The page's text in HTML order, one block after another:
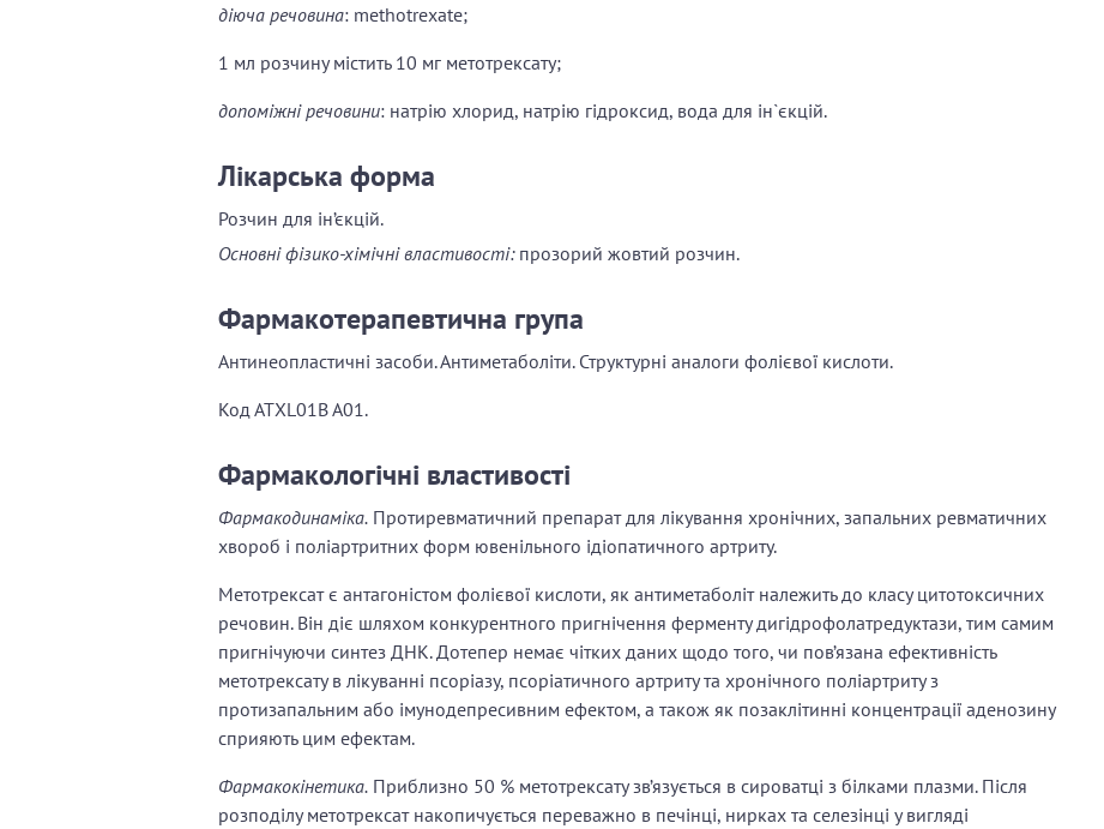
діюча речовина: methotrexate;
1 мл розчину містить 10 мг метотрексату;
допоміжні речовини: натрію хлорид, натрію гідроксид, вода для ін`єкцій.
Лікарська форма
Розчин для ін’єкцій.
Основні фізико-хімічні властивості:прозорий жовтий розчин.
Фармакотерапевтична група
Антинеопластичні засоби. Антиметаболіти. Структурні аналоги фолієвої кислоти.
Код АТХL01B A01.
Фармакологічні властивості
Фармакодинаміка. Протиревматичний препарат для лікування хронічних, запальних ревматичних
хвороб і поліартритних форм ювенільного ідіопатичного артриту.
Метотрексат є антагоністом фолієвої кислоти, як антиметаболіт належить до класу цитотоксичних
речовин. Він діє шляхом конкурентного пригнічення ферменту дигідрофолатредуктази, тим самим
пригнічуючи синтез ДНК. Дотепер немає чітких даних щодо того, чи пов’язана ефективність
метотрексату в лікуванні псоріазу, псоріатичного артриту та хронічного поліартриту з
протизапальним або імунодепресивним ефектом, а також як позаклітинні концентрації аденозину
сприяють цим ефектам.
Фармакокінетика. Приблизно 50 % метотрексату зв’язується в сироватці з білками плазми. Після
розподілу метотрексат накопичується переважно в печінці, нирках та селезінці у вигляді